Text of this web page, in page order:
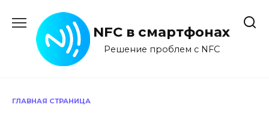
содержанию
NFC в смартфонах
Решение проблем с NFC
ГЛАВНАЯ СТРАНИЦА